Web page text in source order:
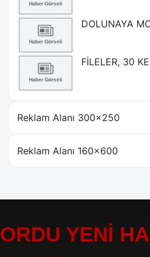
DOLUNAYA
FİLELER, 30
Reklam Alanı 300×250
Reklam Alanı 160×600
ORDU YENİ